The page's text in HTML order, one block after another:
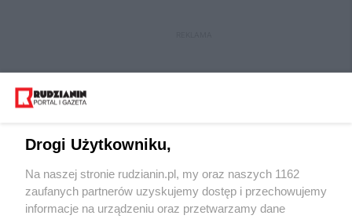
Wydawca mediów lokalnych
Drogi Użytkowniku,
Na naszej stronie rudzianin.pl, my oraz naszych 1162
zaufanych partnerów uzyskujemy dostęp i przechowujemy
informacje na urządzeniu oraz przetwarzamy dane